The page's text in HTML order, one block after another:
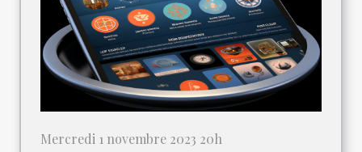
Mercredi 1 novembre 2023 20h